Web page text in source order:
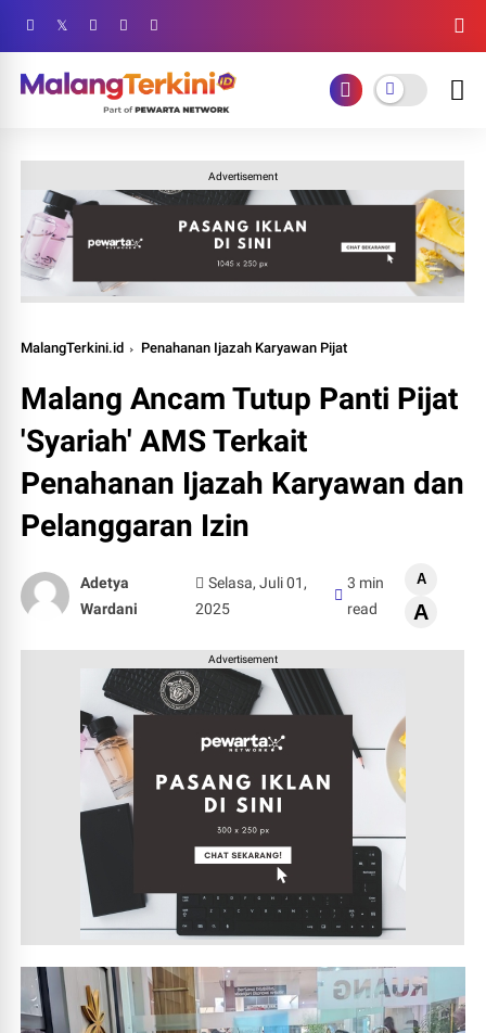
Advertisement
MalangTerkini.id Penahanan Ijazah Karyawan Pijat
Malang Ancam Tutup Panti Pijat
'Syariah' AMS Terkait
Penahanan Ijazah Karyawan dan
Pelanggaran Izin
Adetya
Wardani
Selasa, Juli 01,
2025
3 min
read
A
A
Advertisement